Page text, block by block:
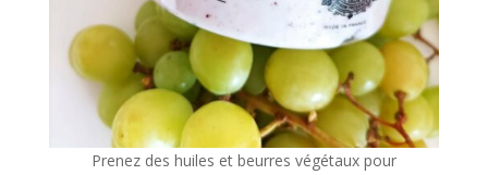
Prenez des huiles et beurres végétaux pour